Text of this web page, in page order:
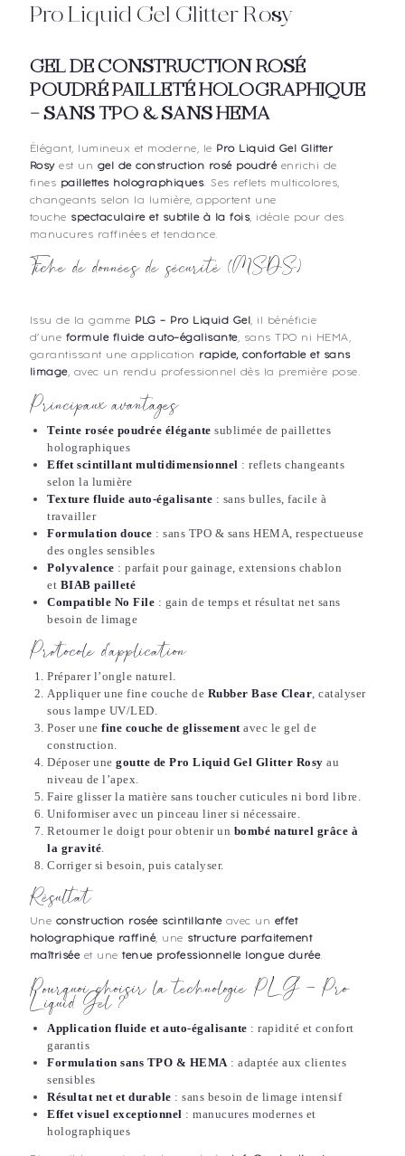
Pro Liquid Gel Glitter Rosy
GEL DE CONSTRUCTION ROSÉ
POUDRÉ PAILLETÉ HOLOGRAPHIQUE
– SANS TPO & SANS HEMA
Élégant, lumineux et moderne, le
Pro Liquid Gel Glitter
Rosyest un gel de construction rosé poudréenrichi de
fines paillettes holographiques. Ses reflets multicolores,
changeants selon la lumière, apportent une
touche spectaculaire et subtile à la fois, idéale pour des
manucures raffinées et tendance.
Fiche de données de sécurité (MSDS)
Issu de la gamme PLG – Pro Liquid Gel , il bénéficie
d’une formule fluide auto-égalisante, sans TPO ni HEMA,
garantissant une application rapide, confortable et sans
limage, avec un rendu professionnel dès la première pose.
Principaux avantages
Teinte rosée poudrée élégante sublimée de paillettes
holographiques
Effet scintillant multidimensionnel : reflets changeants
selon la lumière
Texture fluide auto-égalisante : sans bulles, facile à
travailler
Formulation douce : sans TPO & sans HEMA, respectueuse
des ongles sensibles
Polyvalence : parfait pour gainage, extensions chablon
et BIAB pailleté
Compatible No File : gain de temps et résultat net sans
besoin de limage
Protocole d’application
Préparer l’ongle naturel.
Appliquer une fine couche de Rubber Base Clear, catalyser
sous lampe UV/LED.
Poser une fine couche de glissementavec le gel de
construction.
Déposer une goutte de Pro Liquid Gel Glitter Rosy au
niveau de l’apex.
Faire glisser la matière sans toucher cuticules ni bord libre.
Uniformiser avec un pinceau liner si nécessaire.
Retourner le doigt pour obtenir un bombé naturel grâce à
la gravité.
Corriger si besoin, puis catalyser.
Résultat
Une construction rosée scintillanteavec un effet
holographique raffiné, une structure parfaitement
maîtriséeet une tenue professionnelle longue durée.
Pourquoi choisir la technologie PLG – Pro
Liquid Gel ?
Application fluide et auto-égalisante : rapidité et confort
garantis
Formulation sans TPO & HEMA: adaptée aux clientes
sensibles
Résultat net et durable : sans besoin de limage intensif
Effet visuel exceptionnel : manucures modernes et
holographiques